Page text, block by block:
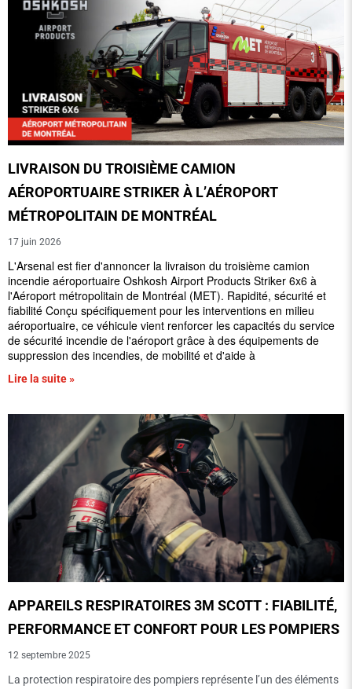
LIVRAISON DU TROISIÈME CAMION
AÉROPORTUAIRE STRIKER À L’AÉROPORT
MÉTROPOLITAIN DE MONTRÉAL
17 juin 2026
L'Arsenal est fier d'annoncer la livraison du troisième camion
incendie aéroportuaire Oshkosh Airport Products Striker 6x6 à
l'Aéroport métropolitain de Montréal (MET). Rapidité, sécurité et
fiabilité Conçu spécifiquement pour les interventions en milieu
aéroportuaire, ce véhicule vient renforcer les capacités du service
de sécurité incendie de l'aéroport grâce à des équipements de
suppression des incendies, de mobilité et d'aide à
Lire la suite »
APPAREILS RESPIRATOIRES 3M SCOTT : FIABILITÉ,
PERFORMANCE ET CONFORT POUR LES POMPIERS
12 septembre 2025
La protection respiratoire des pompiers représente l’un des éléments